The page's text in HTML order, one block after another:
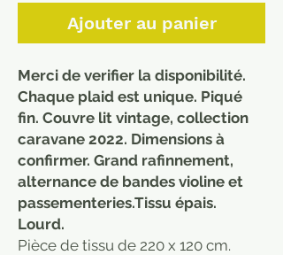
Ajouter au panier
Merci de verifier la disponibilité.
Chaque plaid est unique. Piqué
fin. Couvre lit vintage, collection
caravane 2022. Dimensions à
confirmer. Grand rafinnement,
alternance de bandes violine et
passementeries.Tissu épais.
Lourd.
Pièce de tissu de 220 x 120 cm.